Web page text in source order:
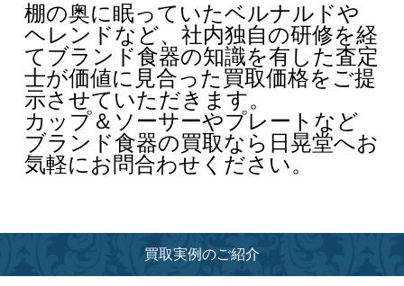
棚の奥に眠っていたベルナルドや
ヘレンドなど、社内独自の研修を経
てブランド食器の知識を有した査定
士が価値に見合った買取価格をご提
示させていただきます。
カップ＆ソーサーやプレートなど
ブランド食器の買取なら日晃堂へお
気軽にお問合わせください。
買取実例のご紹介